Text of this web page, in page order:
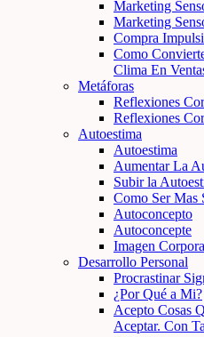
Marketing
Marketing
Compra
Como
Clima En
Metáforas
Reflexiones
Reflexiones
Autoestima
Autoestima
Aumentar La
Subir la
Como Ser Mas
Autoconcepto
Autoconcepte
Imagen
Desarrollo Personal
Procrastinar
¿Por Qué a Mi?
Acepto Cosas
Aceptar. Con